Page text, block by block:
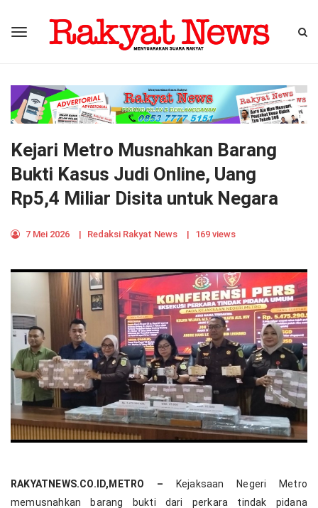
Kejari Metro Musnahkan Barang
Bukti Kasus Judi Online, Uang
Rp5,4 Miliar Disita untuk Negara
7 Mei 2026 | Redaksi Rakyat News | 169 views
RAKYATNEWS.CO.ID,METRO – Kejaksaan Negeri Metro
memusnahkan barang bukti dari perkara tindak pidana